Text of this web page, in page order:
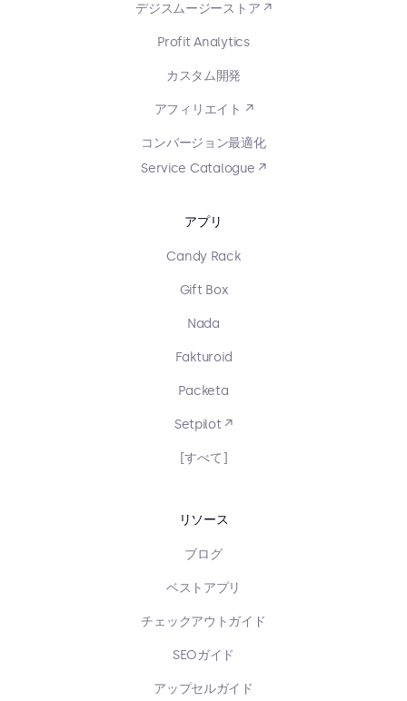
デジスムージーストア ↗
Profit Analytics
カスタム開発
アフィリエイト ↗
コンバージョン最適化
Service Catalogue ↗
アプリ
Candy Rack
Gift Box
Nada
Fakturoid
Packeta
Setpilot ↗
[すべて]
リソース
ブログ
ベストアプリ
チェックアウトガイド
SEOガイド
アップセルガイド